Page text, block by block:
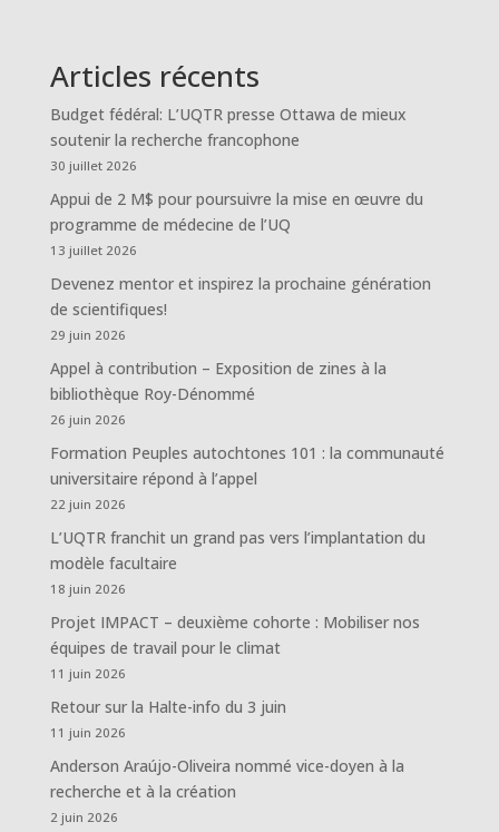
Articles récents
Budget fédéral: L’UQTR presse Ottawa de mieux
soutenir la recherche francophone
30 juillet 2026
Appui de 2 M$ pour poursuivre la mise en œuvre du
programme de médecine de l’UQ
13 juillet 2026
Devenez mentor et inspirez la prochaine génération
de scientifiques!
29 juin 2026
Appel à contribution – Exposition de zines à la
bibliothèque Roy-Dénommé
26 juin 2026
Formation Peuples autochtones 101 : la communauté
universitaire répond à l’appel
22 juin 2026
L’UQTR franchit un grand pas vers l’implantation du
modèle facultaire
18 juin 2026
Projet IMPACT – deuxième cohorte : Mobiliser nos
équipes de travail pour le climat
11 juin 2026
Retour sur la Halte-info du 3 juin
11 juin 2026
Anderson Araújo-Oliveira nommé vice-doyen à la
recherche et à la création
2 juin 2026